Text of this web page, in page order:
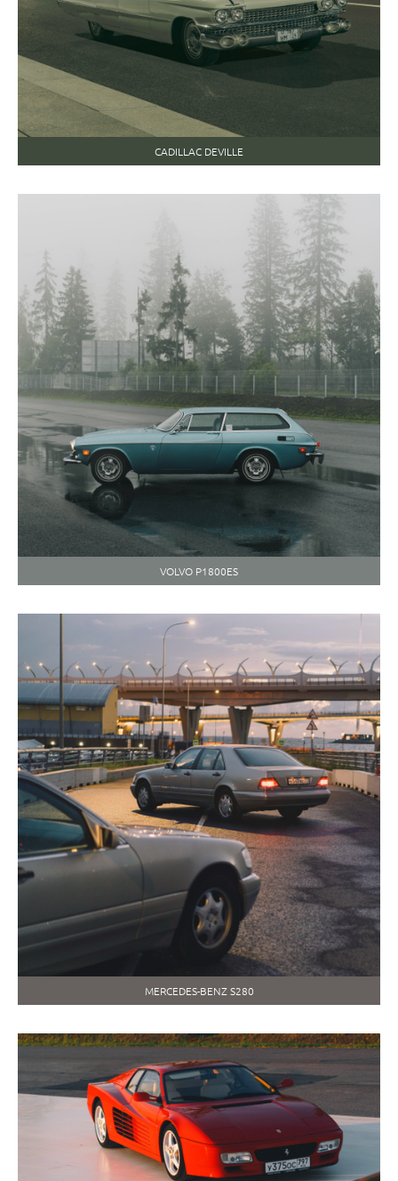
CADILLAC DEVILLE
VOLVO P1800ES
MERCEDES-BENZ S280